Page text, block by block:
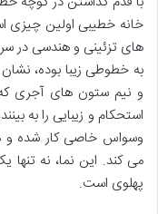
خانه خطیبی اولین چیزی
های تزئینی و هندسی در
به خطوطی زیبا بوده،
و نیم ستون های آجری
استحکام و زیبایی را به
وسواس خاصی کار شده و
می کند. این نما، نه تنها
پهلوی است.